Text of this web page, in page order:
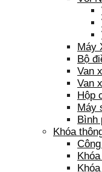
Máy
Bộ
Van
Van
Hộp
Máy
Bình
Khóa